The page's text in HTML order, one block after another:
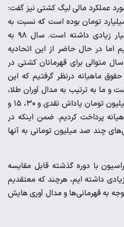
عملکرد مالی لیگ کشتی نیز گفت:
سازمان لیگ ۱۳۳ میلیارد تومان بوده است که نسبت به
سال‌های اخیر پیشرفت بسیار زیادی داشته است. سال ۹۸ به
اما در حال حاضر از این اتحادیه
متوالی برای قهرمانان کشتی در
ماهیانه درنظر گرفتیم که این
۱۴۰۲ رشد داشت و ما به ترتیب به مدال آوران طلا،
نقره و برنز ۵۰۰، ۳۰۰ و ۱۰۰ میلیون تومان پاداش نقدی و ۳۰، ۱۵ و
پرداخت کردیم. ضمن اینکه در
چند صد میلیون تومانی به آنها
با دوره گذشته قابل مقایسه
داشته ایم، هرچند که معتقدیم
به قهرمانی‌ها و مدال آوری هایش